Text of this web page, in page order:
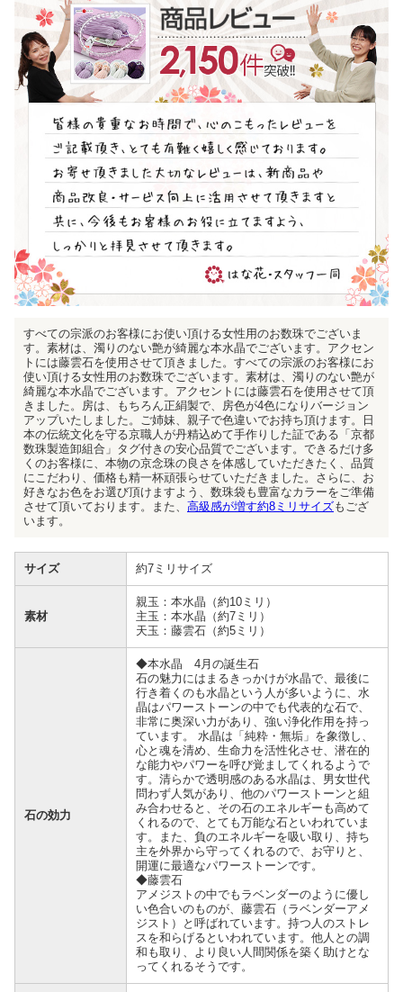
すべての宗派のお客様にお使い頂ける女性用のお数珠でございま
す。素材は、濁りのない艶が綺麗な本水晶でございます。アクセン
トには藤雲石を使用させて頂きました。すべての宗派のお客様にお
使い頂ける女性用のお数珠でございます。素材は、濁りのない艶が
綺麗な本水晶でございます。アクセントには藤雲石を使用させて頂
きました。房は、もちろん正絹製で、房色が4色になりバージョン
アップいたしました。ご姉妹、親子で色違いでお持ち頂けます。日
本の伝統文化を守る京職人が丹精込めて手作りした証である「京都
数珠製造卸組合」タグ付きの安心品質でございます。できるだけ多
くのお客様に、本物の京念珠の良さを体感していただきたく、品質
にこだわり、価格も精一杯頑張らせていただきました。さらに、お
好きなお色をお選び頂けますよう、数珠袋も豊富なカラーをご準備
させて頂いております。また、 高級感が増す約8ミリサイズもござ
います。
サイズ 約7ミリサイズ
素材
親玉：本水晶（約10ミリ）
主玉：本水晶（約7ミリ）
天玉：藤雲石（約5ミリ）
石の効力
◆本水晶 4月の誕生石
石の魅力にはまるきっかけが水晶で、最後に
行き着くのも水晶という人が多いように、水
晶はパワーストーンの中でも代表的な石で、
非常に奥深い力があり、強い浄化作用を持っ
ています。 水晶は「純粋・無垢」を象徴し、
心と魂を清め、生命力を活性化させ、潜在的
な能力やパワーを呼び覚ましてくれるようで
す。清らかで透明感のある水晶は、男女世代
問わず人気があり、他のパワーストーンと組
み合わせると、その石のエネルギーも高めて
くれるので、とても万能な石といわれていま
す。また、負のエネルギーを吸い取り、持ち
主を外界から守ってくれるので、お守りと、
開運に最適なパワーストーンです。
◆藤雲石
アメジストの中でもラベンダーのように優し
い色合いのものが、藤雲石（ラベンダーアメ
ジスト）と呼ばれています。持つ人のストレ
スを和らげるといわれています。他人との調
和も取り、より良い人間関係を築く助けとな
ってくれるそうです。